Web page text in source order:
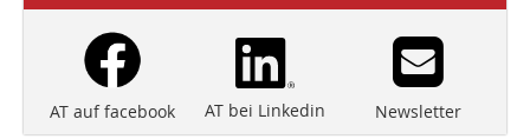
AT auf facebook AT bei Linkedin Newsletter